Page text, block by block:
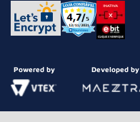
Powered by Developed by